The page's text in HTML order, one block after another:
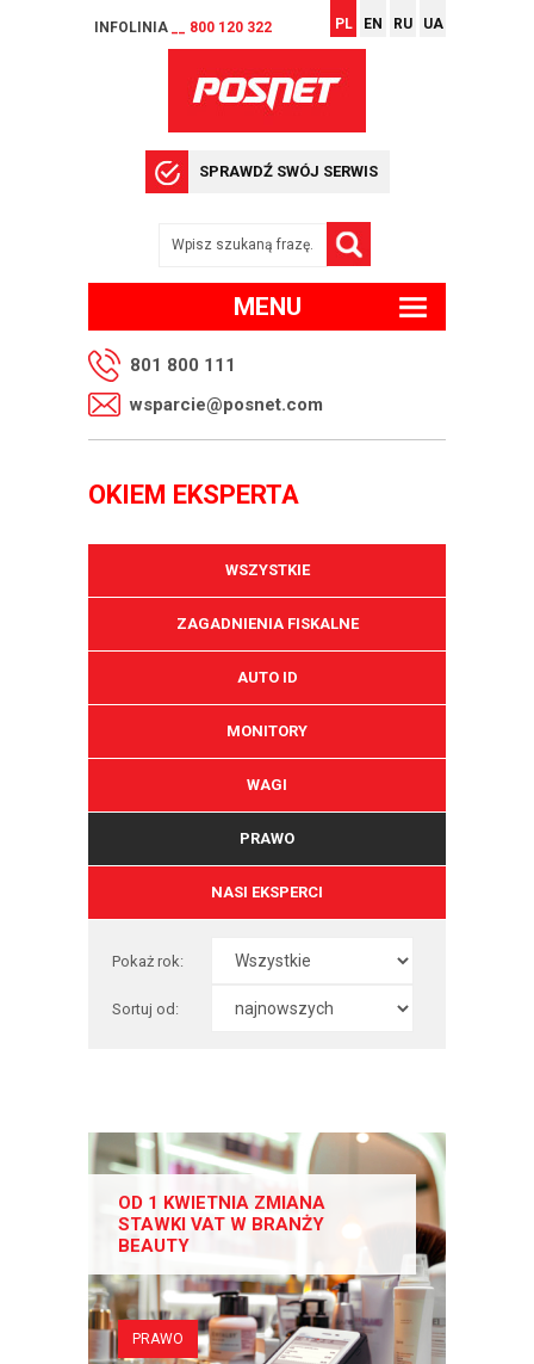
INFOLINIA __ 800 120 322 PL EN RU UA
SPRAWDŹ SWÓJ SERWIS
MENU
801 800 111
wsparcie@posnet.com
OKIEM EKSPERTA
WSZYSTKIE
ZAGADNIENIA FISKALNE
AUTO ID
MONITORY
WAGI
PRAWO
NASI EKSPERCI
Pokaż rok:
Sortuj od:
OD 1 KWIETNIA ZMIANA
STAWKI VAT W BRANŻY
BEAUTY
PRAWO